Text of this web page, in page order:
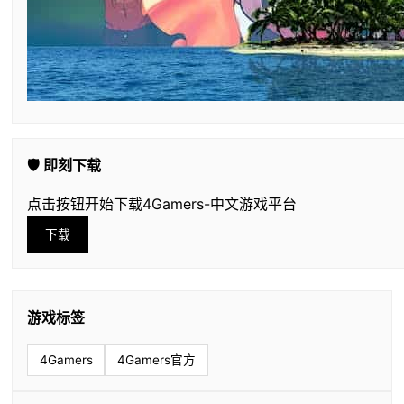
🛡️ 即刻下载
点击按钮开始下载4Gamers-中文游戏平台
下载
游戏标签
4Gamers 4Gamers官方